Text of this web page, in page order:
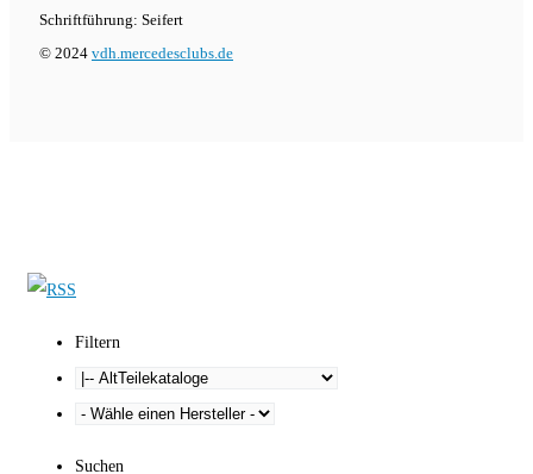
Schriftführung: Seifert
© 2024 vdh.mercedesclubs.de
Filtern
Suchen